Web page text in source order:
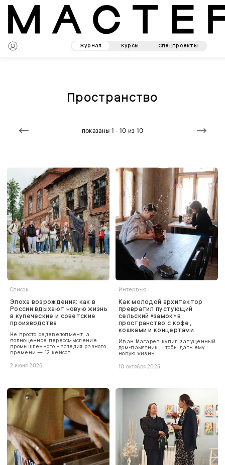
Журнал Курсы Спецпроекты
Пространство
показаны 1 - 10 из 10
Список
Эпоха возрождения: как в
России вдыхают новую жизнь
в купеческие и советские
производства
Не просто редевелопмент, а
полноценное переосмысление
промышленного наследия разного
времени — 12 кейсов.
2 июня 2026
Интервью
Как молодой архитектор
превратил пустующий
сельский «замок» в
пространство с кофе,
кошками и концертами
Иван Магарев купил запущенный
дом-памятник, чтобы дать ему
новую жизнь.
10 октября 2025